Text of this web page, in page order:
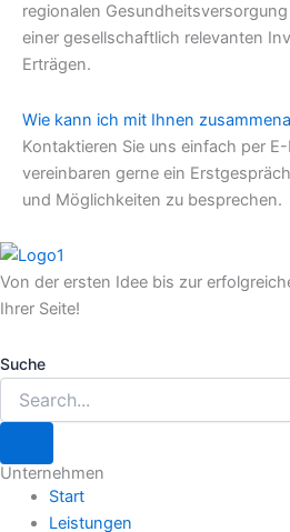
regionalen
einer gesellschaftlich relevanten
Erträgen.
Wie kann ich mit Ihnen
Kontaktieren Sie uns einfach per
vereinbaren gerne ein
und Möglichkeiten zu besprechen.
Von der ersten Idee bis zur
Ihrer Seite!
Suche
Unternehmen
Start
Leistungen